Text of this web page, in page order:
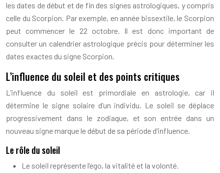
les dates de début et de fin des signes astrologiques, y compris
celle du Scorpion. Par exemple, en année bissextile, le Scorpion
peut commencer le 22 octobre. Il est donc important de
consulter un calendrier astrologique précis pour déterminer les
dates exactes du signe Scorpion.
L’influence du soleil et des points critiques
L’influence du soleil est primordiale en astrologie, car il
détermine le signe solaire d’un individu. Le soleil se déplace
progressivement dans le zodiaque, et son entrée dans un
nouveau signe marque le début de sa période d’influence.
Le rôle du soleil
Le soleil représente l’ego, la vitalité et la volonté.